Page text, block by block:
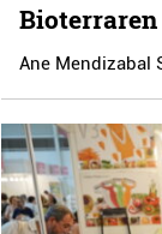
Bioterraren
Ane Mendizabal